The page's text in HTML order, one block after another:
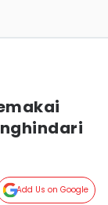
Add Us on Google